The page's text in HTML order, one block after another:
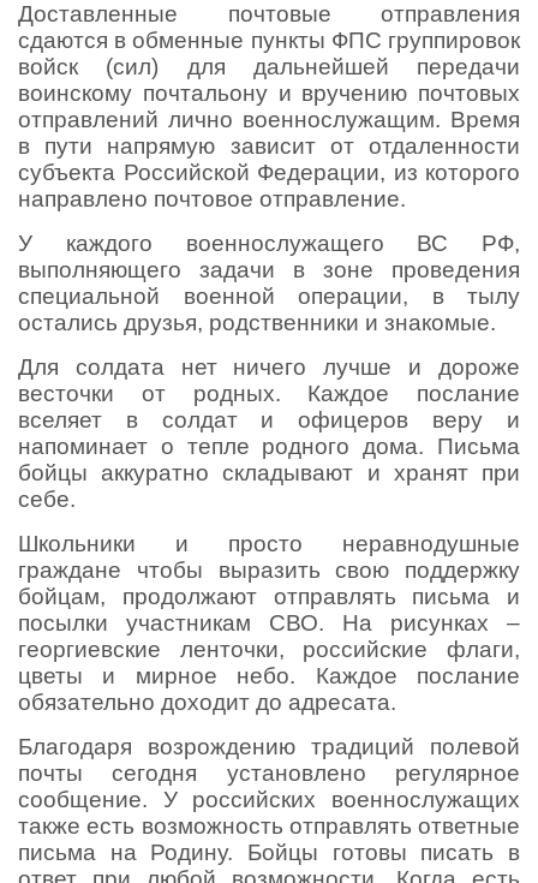
Доставленные почтовые отправления
сдаются в обменные пункты ФПС группировок
войск (сил) для дальнейшей передачи
воинскому почтальону и вручению почтовых
отправлений лично военнослужащим. Время
в пути напрямую зависит от отдаленности
субъекта Российской Федерации, из которого
направлено почтовое отправление.
У каждого военнослужащего ВС РФ,
выполняющего задачи в зоне проведения
специальной военной операции, в тылу
остались друзья, родственники и знакомые.
Для солдата нет ничего лучше и дороже
весточки от родных. Каждое послание
вселяет в солдат и офицеров веру и
напоминает о тепле родного дома. Письма
бойцы аккуратно складывают и хранят при
себе.
Школьники и просто неравнодушные
граждане чтобы выразить свою поддержку
бойцам, продолжают отправлять письма и
посылки участникам СВО. На рисунках –
георгиевские ленточки, российские флаги,
цветы и мирное небо. Каждое послание
обязательно доходит до адресата.
Благодаря возрождению традиций полевой
почты сегодня установлено регулярное
сообщение. У российских военнослужащих
также есть возможность отправлять ответные
письма на Родину. Бойцы готовы писать в